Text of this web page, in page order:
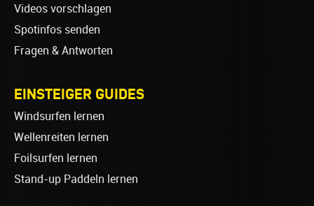
Videos vorschlagen
Spotinfos senden
Fragen & Antworten
EINSTEIGER GUIDES
Windsurfen lernen
Wellenreiten lernen
Foilsurfen lernen
Stand-up Paddeln lernen